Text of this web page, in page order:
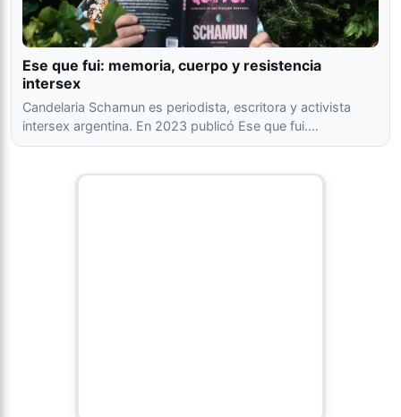
Ese que fui: memoria, cuerpo y resistencia
intersex
Candelaria Schamun es periodista, escritora y activista
intersex argentina. En 2023 publicó Ese que fui.…